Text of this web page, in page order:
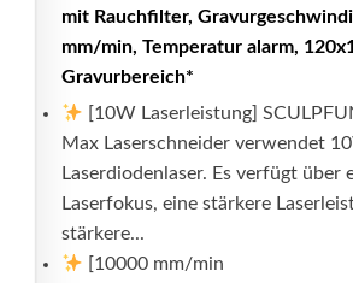
mit Rauchfilter,
mm/min, Temperatur alarm,
Gravurbereich*
[10W Laserleistung]
Max Laserschneider verwendet
Laserdiodenlaser. Es verfügt über
Laserfokus, eine stärkere
stärkere...
[10000 mm/min